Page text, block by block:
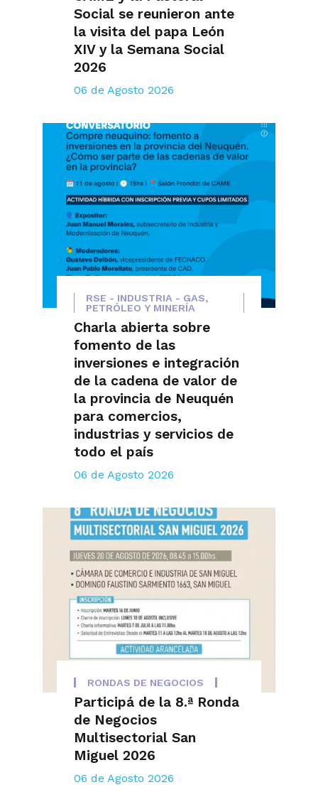
Social se reunieron ante
la visita del papa León
XIV y la Semana Social
2026
06 de Agosto 2026
RSE - INDUSTRIA - GAS,
PETRÓLEO Y MINERÍA
Charla abierta sobre
fomento de las
inversiones e integración
de la cadena de valor de
la provincia de Neuquén
para comercios,
industrias y servicios de
todo el país
06 de Agosto 2026
RONDAS DE NEGOCIOS
Participá de la 8.ª Ronda
de Negocios
Multisectorial San
Miguel 2026
06 de Agosto 2026